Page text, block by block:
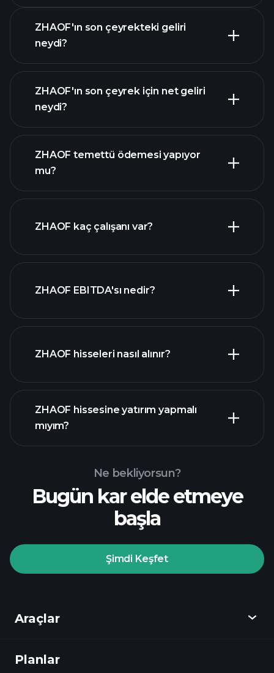
ZHAOF
kazançları
ZHAOF'ın son çeyrekteki geliri
neydi?
mali raporlar
ZHAOF'ın son çeyrek için net geliri
neydi?
ZHAOF temettü ödemesi yapıyor
mu?
ZHAOF kaç çalışanı var?
büyük işverenler
ZHAOF EBITDA'sı nedir?
mali raporlar
ZHAOF hisseleri nasıl alınır?
Playtrade
ZHAOF hissesine yatırım yapmalı
mıyım?
günlük piyasa analizlerine
Watchlist'leri
Ne bekliyorsun?
Bugün kar elde etmeye
başla
Şimdi Keşfet
Araçlar
Keşfet
Planlar